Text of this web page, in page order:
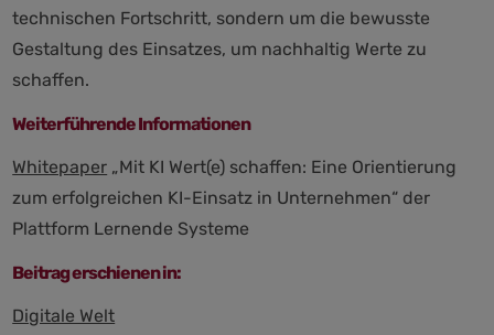
technischen Fortschritt, sondern um die bewusste
Gestaltung des Einsatzes, um nachhaltig Werte zu
schaffen.
Weiterführende Informationen
Whitepaper „Mit KI Wert(e) schaffen: Eine Orientierung
zum erfolgreichen KI-Einsatz in Unternehmen“ der
Plattform Lernende Systeme
Beitrag erschienen in:
Digitale Welt